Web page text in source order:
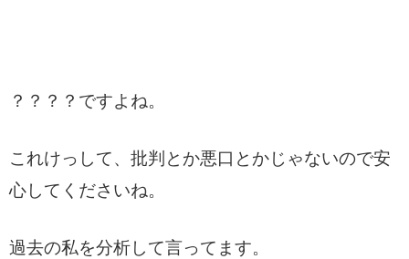
？？？？ですよね。
これけっして、批判とか悪口とかじゃないので安
心してくださいね。
過去の私を分析して言ってます。